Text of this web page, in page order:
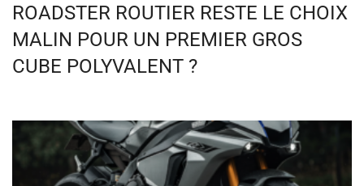
ROADSTER ROUTIER RESTE LE CHOIX
MALIN POUR UN PREMIER GROS
CUBE POLYVALENT ?